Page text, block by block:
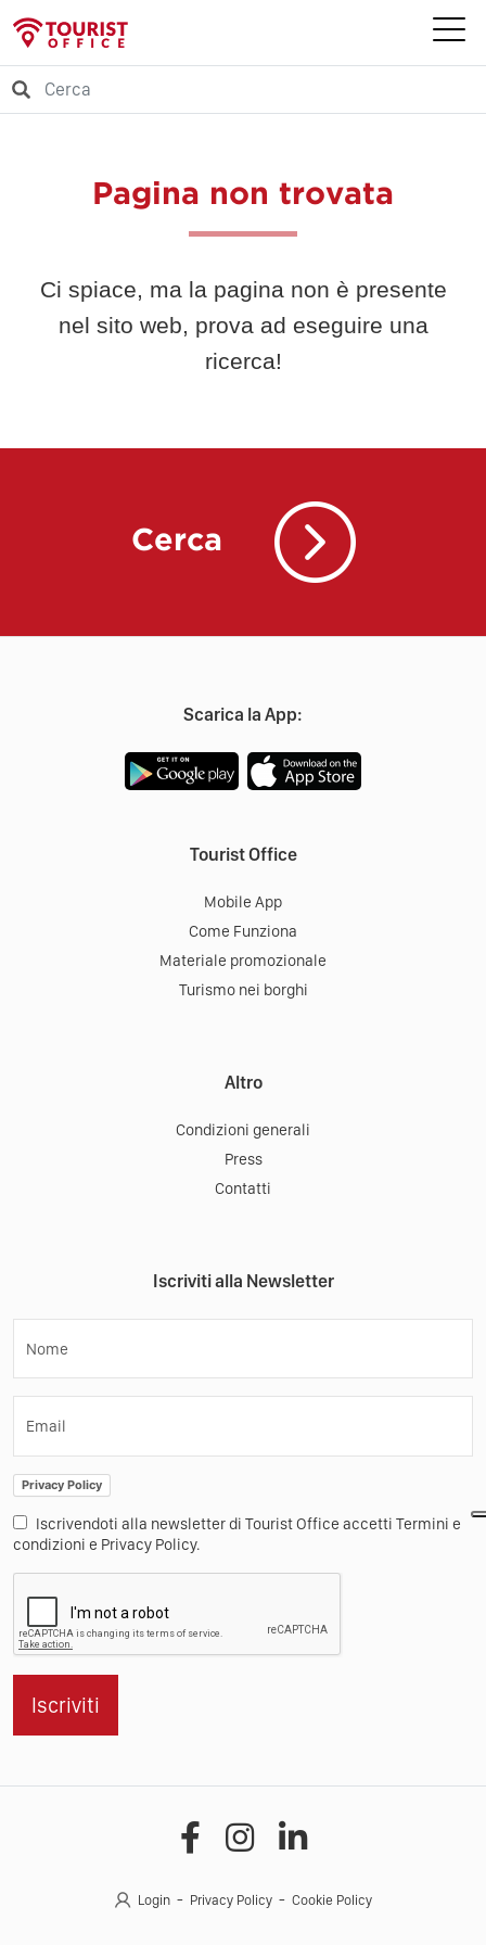
Pagina non trovata
Ci spiace, ma la pagina non è presente
nel sito web, prova ad eseguire una
ricerca!
Cerca
Scarica la App:
Tourist Office
Mobile App
Come Funziona
Materiale promozionale
Turismo nei borghi
Altro
Condizioni generali
Press
Contatti
Iscriviti alla Newsletter
Nome
Email
Privacy Policy
Iscrivendoti alla newsletter di Tourist Office accetti Termini e
condizioni e Privacy Policy.
Iscriviti
Login Privacy Policy Cookie Policy